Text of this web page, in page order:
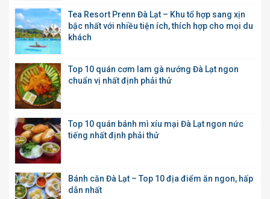
Tea Resort Prenn Đà Lạt – Khu tổ hợp sang xịn
bậc nhất với nhiều tiện ích, thích hợp cho mọi du
khách
Top 10 quán cơm lam gà nướng Đà Lạt ngon
chuẩn vị nhất định phải thử
Top 10 quán bánh mì xíu mại Đà Lạt ngon nức
tiếng nhất định phải thử
Bánh căn Đà Lạt – Top 10 địa điểm ăn ngon, hấp
dẫn nhất